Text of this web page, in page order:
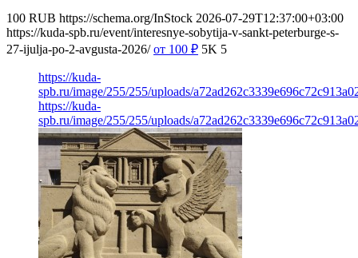
100 RUB https://schema.org/InStock 2026-07-29T12:37:00+03:00
https://kuda-spb.ru/event/interesnye-sobytija-v-sankt-peterburge-s-
27-ijulja-po-2-avgusta-2026/ от 100 ₽ 5K 5
https://kuda-
spb.ru/image/255/255/uploads/
https://kuda-
spb.ru/image/255/255/uploads/